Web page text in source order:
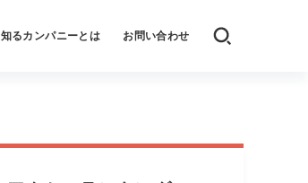
知るカンパニーとは お問い合わせ